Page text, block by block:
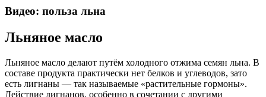
Видео: польза льна
Льняное масло
Льняное масло делают путём холодного отжима семян льна. В
составе продукта практически нет белков и углеводов, зато
есть лигнаны — так называемые «растительные гормоны».
Действие лигнанов, особенно в сочетании с другими